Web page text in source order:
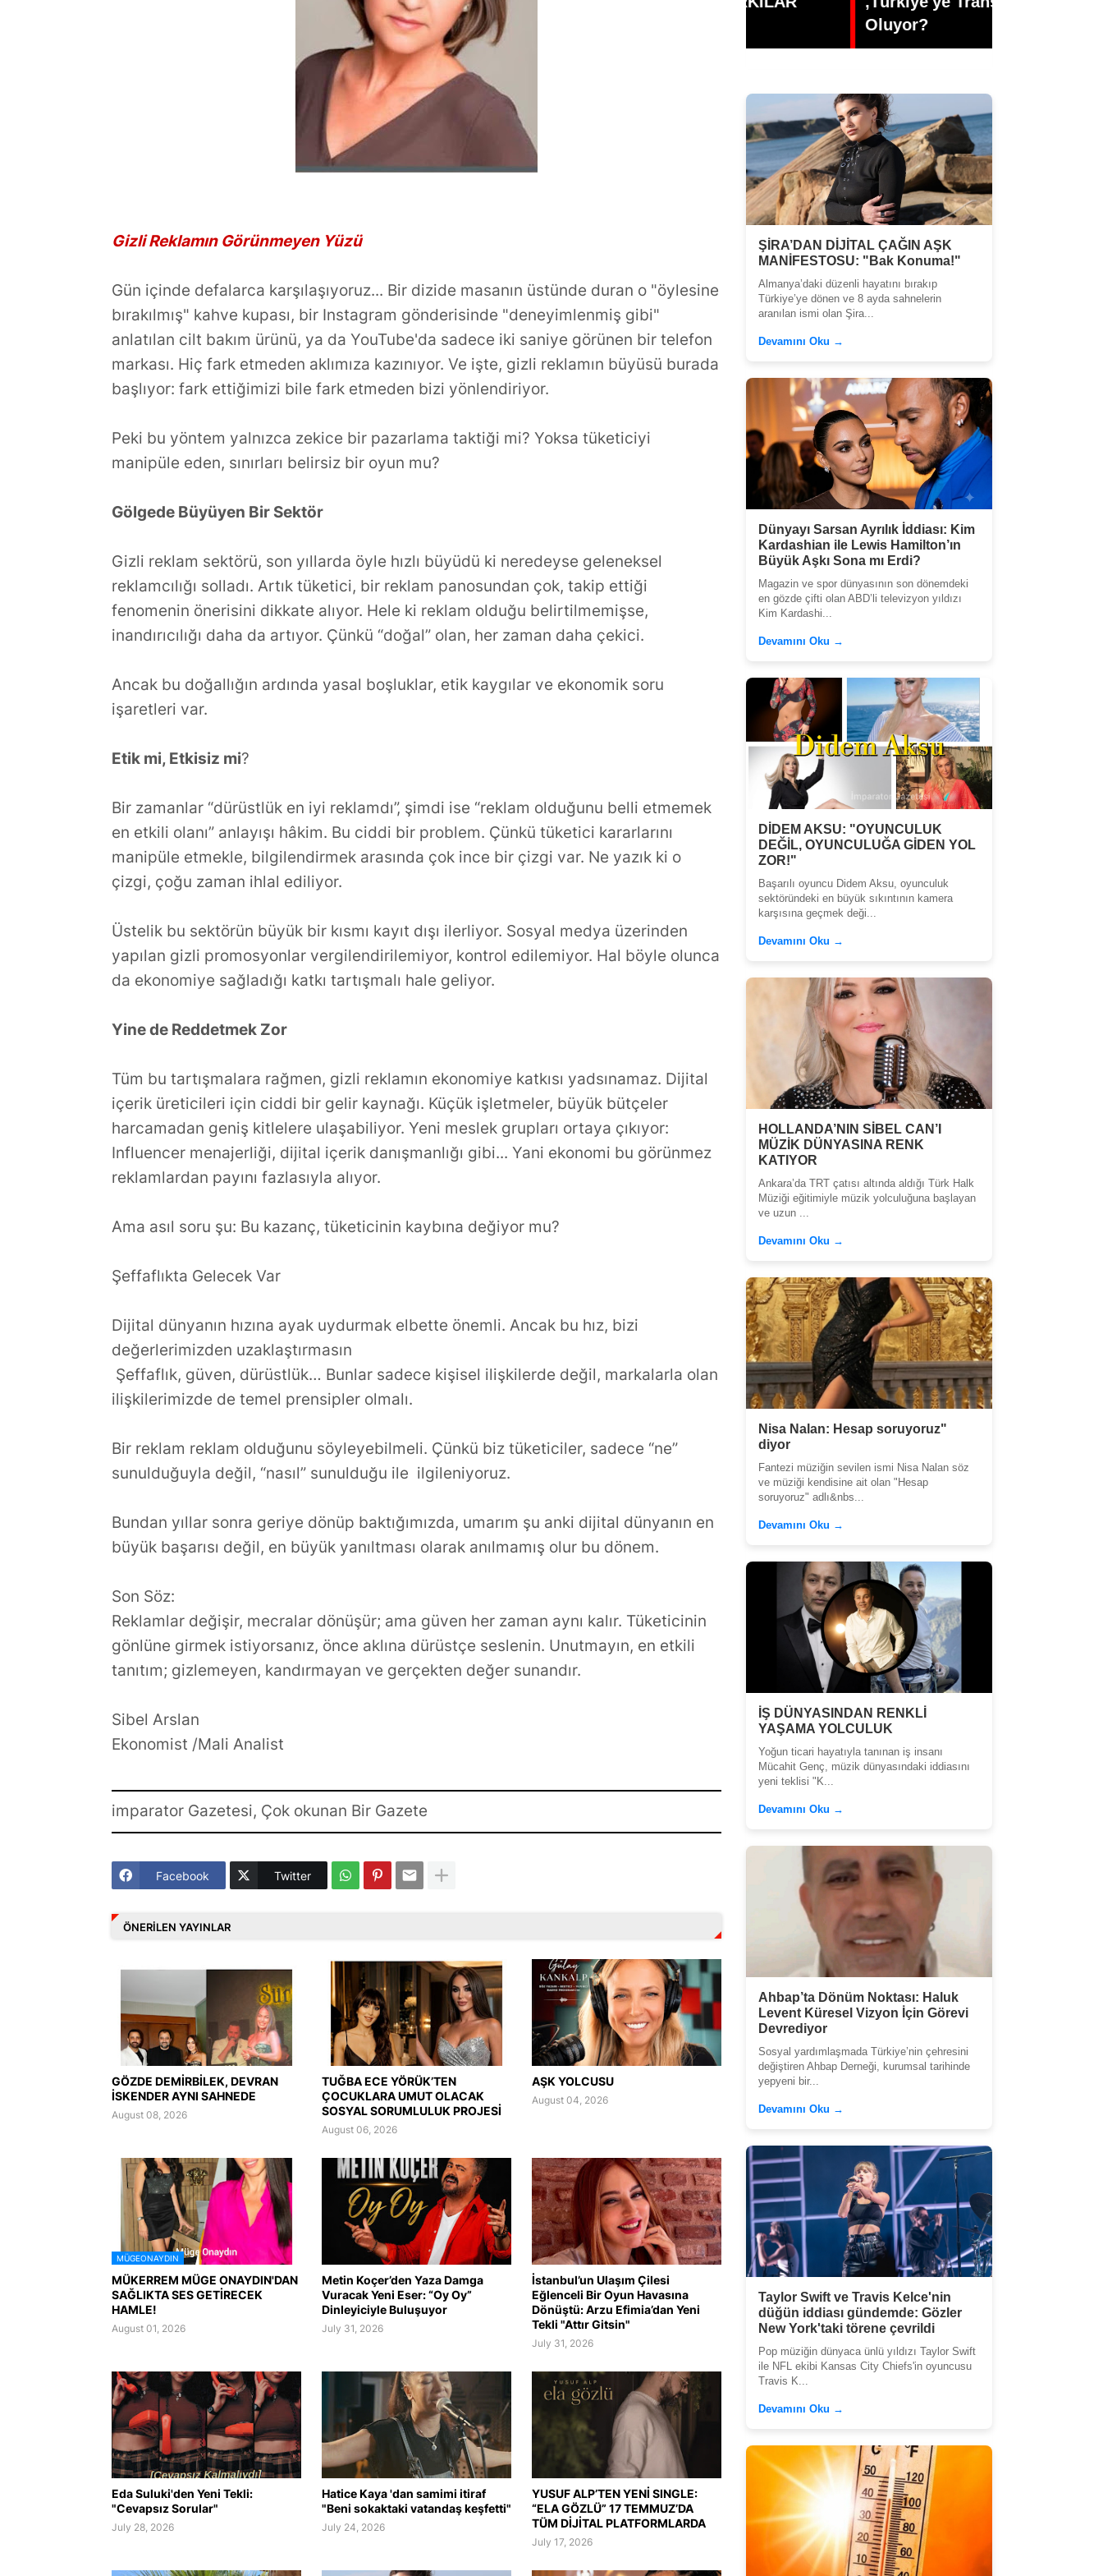
Gizli Reklamın Görünmeyen Yüzü
Gün içinde defalarca karşılaşıyoruz... Bir dizide masanın üstünde duran o "öylesine
bırakılmış" kahve kupası, bir Instagram gönderisinde "deneyimlenmiş gibi"
anlatılan cilt bakım ürünü, ya da YouTube'da sadece iki saniye görünen bir telefon
markası. Hiç fark etmeden aklımıza kazınıyor. Ve işte, gizli reklamın büyüsü burada
başlıyor: fark ettiğimizi bile fark etmeden bizi yönlendiriyor.
Peki bu yöntem yalnızca zekice bir pazarlama taktiği mi? Yoksa tüketiciyi
manipüle eden, sınırları belirsiz bir oyun mu?
Gölgede Büyüyen Bir Sektör
Gizli reklam sektörü, son yıllarda öyle hızlı büyüdü ki neredeyse geleneksel
reklamcılığı solladı. Artık tüketici, bir reklam panosundan çok, takip ettiği
fenomenin önerisini dikkate alıyor. Hele ki reklam olduğu belirtilmemişse,
inandırıcılığı daha da artıyor. Çünkü “doğal” olan, her zaman daha çekici.
Ancak bu doğallığın ardında yasal boşluklar, etik kaygılar ve ekonomik soru
işaretleri var.
Etik mi, Etkisiz mi?
Bir zamanlar “dürüstlük en iyi reklamdı”, şimdi ise “reklam olduğunu belli etmemek
en etkili olanı” anlayışı hâkim. Bu ciddi bir problem. Çünkü tüketici kararlarını
manipüle etmekle, bilgilendirmek arasında çok ince bir çizgi var. Ne yazık ki o
çizgi, çoğu zaman ihlal ediliyor.
Üstelik bu sektörün büyük bir kısmı kayıt dışı ilerliyor. Sosyal medya üzerinden
yapılan gizli promosyonlar vergilendirilemiyor, kontrol edilemiyor. Hal böyle olunca
da ekonomiye sağladığı katkı tartışmalı hale geliyor.
Yine de Reddetmek Zor
Tüm bu tartışmalara rağmen, gizli reklamın ekonomiye katkısı yadsınamaz. Dijital
içerik üreticileri için ciddi bir gelir kaynağı. Küçük işletmeler, büyük bütçeler
harcamadan geniş kitlelere ulaşabiliyor. Yeni meslek grupları ortaya çıkıyor:
Influencer menajerliği, dijital içerik danışmanlığı gibi... Yani ekonomi bu görünmez
reklamlardan payını fazlasıyla alıyor.
Ama asıl soru şu: Bu kazanç, tüketicinin kaybına değiyor mu?
Şeffaflıkta Gelecek Var
Dijital dünyanın hızına ayak uydurmak elbette önemli. Ancak bu hız, bizi
değerlerimizden uzaklaştırmasın
Şeffaflık, güven, dürüstlük… Bunlar sadece kişisel ilişkilerde değil, markalarla olan
ilişkilerimizde de temel prensipler olmalı.
Bir reklam reklam olduğunu söyleyebilmeli. Çünkü biz tüketiciler, sadece “ne”
sunulduğuyla değil, “nasıl” sunulduğu ile ilgileniyoruz.
Bundan yıllar sonra geriye dönüp baktığımızda, umarım şu anki dijital dünyanın en
büyük başarısı değil, en büyük yanıltması olarak anılmamış olur bu dönem.
Son Söz:
Reklamlar değişir, mecralar dönüşür; ama güven her zaman aynı kalır. Tüketicinin
gönlüne girmek istiyorsanız, önce aklına dürüstçe seslenin. Unutmayın, en etkili
tanıtım; gizlemeyen, kandırmayan ve gerçekten değer sunandır.
Sibel Arslan
Ekonomist /Mali Analist
imparator Gazetesi, Çok okunan Bir Gazete
Facebook Twitter
ÖNERILEN YAYINLAR
GÖZDE DEMİRBİLEK, DEVRAN
İSKENDER AYNI SAHNEDE
August 08, 2026
TUĞBA ECE YÖRÜK’TEN
ÇOCUKLARA UMUT OLACAK
SOSYAL SORUMLULUK PROJESİ
August 06, 2026
AŞK YOLCUSU
August 04, 2026
MÜGEONAYDIN
MÜKERREM MÜGE ONAYDIN'DAN
SAĞLIKTA SES GETİRECEK
HAMLE!
August 01, 2026
Metin Koçer’den Yaza Damga
Vuracak Yeni Eser: “Oy Oy”
Dinleyiciyle Buluşuyor
July 31, 2026
İstanbul’un Ulaşım Çilesi
Eğlenceli Bir Oyun Havasına
Dönüştü: Arzu Efimia’dan Yeni
Tekli "Attır Gitsin"
July 31, 2026
Eda Suluki'den Yeni Tekli:
"Cevapsız Sorular"
July 28, 2026
Hatice Kaya 'dan samimi itiraf
"Beni sokaktaki vatandaş keşfetti"
July 24, 2026
YUSUF ALP’TEN YENİ SINGLE:
“ELA GÖZLÜ” 17 TEMMUZ’DA
TÜM DİJİTAL PLATFORMLARDA
July 17, 2026
Planlamanın Gücü
ŞİRA’DAN DİJİTAL ÇAĞIN AŞK
MANİFESTOSU: "Bak Konuma!"
Almanya’daki düzenli hayatını bırakıp
Türkiye’ye dönen ve 8 ayda sahnelerin
aranılan ismi olan Şira...
Devamını Oku →
Dünyayı Sarsan Ayrılık İddiası: Kim
Kardashian ile Lewis Hamilton’ın
Büyük Aşkı Sona mı Erdi?
Magazin ve spor dünyasının son dönemdeki
en gözde çifti olan ABD’li televizyon yıldızı
Kim Kardashi...
Devamını Oku →
DİDEM AKSU: "OYUNCULUK
DEĞİL, OYUNCULUĞA GİDEN YOL
ZOR!"
Başarılı oyuncu Didem Aksu, oyunculuk
sektöründeki en büyük sıkıntının kamera
karşısına geçmek deği...
Devamını Oku →
HOLLANDA’NIN SİBEL CAN’I
MÜZİK DÜNYASINA RENK
KATIYOR
Ankara’da TRT çatısı altında aldığı Türk Halk
Müziği eğitimiyle müzik yolculuğuna başlayan
ve uzun ...
Devamını Oku →
Nisa Nalan: Hesap soruyoruz"
diyor
Fantezi müziğin sevilen ismi Nisa Nalan söz
ve müziği kendisine ait olan "Hesap
soruyoruz" adlı&nbs...
Devamını Oku →
İŞ DÜNYASINDAN RENKLİ
YAŞAMA YOLCULUK
Yoğun ticari hayatıyla tanınan iş insanı
Mücahit Genç, müzik dünyasındaki iddiasını
yeni teklisi "K...
Devamını Oku →
Ahbap’ta Dönüm Noktası: Haluk
Levent Küresel Vizyon İçin Görevi
Devrediyor
Sosyal yardımlaşmada Türkiye’nin çehresini
değiştiren Ahbap Derneği, kurumsal tarihinde
yepyeni bir...
Devamını Oku →
Taylor Swift ve Travis Kelce'nin
düğün iddiası gündemde: Gözler
New York'taki törene çevrildi
Pop müziğin dünyaca ünlü yıldızı Taylor Swift
ile NFL ekibi Kansas City Chiefs'in oyuncusu
Travis K...
Devamını Oku →